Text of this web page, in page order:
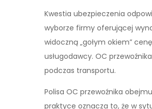
Kwestia ubezpieczenia
wyborze firmy oferującej
widoczną „gołym okiem”
usługodawcy. OC
podczas transportu.
Polisa OC przewoźnika
praktyce oznacza to, że w